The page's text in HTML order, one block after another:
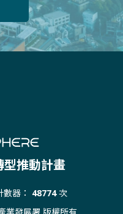
型推動計畫
數器： 48774次